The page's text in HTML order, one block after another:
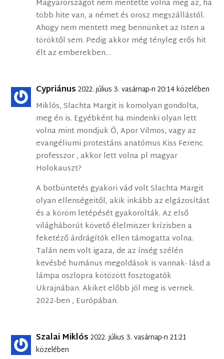
Magyarországot nem mentette volna meg az, ha
több hite van, a német és orosz megszállástól.
Ahogy nem mentett meg bennünket az Isten a
töröktől sem. Pedig akkor még tényleg erős hit
élt az emberekben…
Cypriánus 2022. július 3. vasárnap-n 20:14 közelében
Miklós, Slachta Margit is komolyan gondolta,
meg én is. Egyébként ha mindenki olyan lett
volna mint mondjuk Ő, Apor Vilmos, vagy az
evangéliumi protestáns anatómus Kiss Ferenc
professzor , akkor lett volna pl magyar
Holokauszt?
A botbüntetés gyakori vád volt Slachta Margit
olyan ellenségeitől, akik inkább az elgázosítást
és a köröm letépését gyakorolták. Az első
világháborút követő élelmiszer krízisben a
feketéző árdrágítók ellen támogatta volna.
Talán nem volt igaza, de az ínség szélén
kevésbé humánus megoldások is vannak- lásd a
lámpa oszlopra kötözött fosztogatók
Ukrajnában. Akiket előbb jól meg is vernek.
2022-ben , Európában.
Szalai Miklós 2022. július 3. vasárnap-n 21:21
közelében